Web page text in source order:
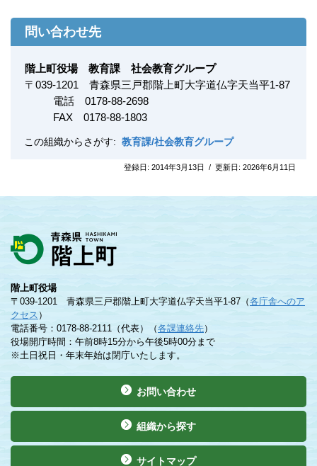
問い合わせ先
階上町役場 教育課 社会教育グループ
〒 039-1201
青森県三戸郡階上町大字道仏字天当平1-87
電話 0178-88-2698
FAX 0178-88-1803
この組織からさがす: 教育課/社会教育グループ
登録日: 2014年3月13日 / 更新日: 2026年6月11日
階上町役場
〒039-1201 青森県三戸郡階上町大字道仏字天当平1-87（各庁舎へのア
クセス ）
電話番号：0178-88-2111（代表）（各課連絡先）
役場開庁時間：午前8時15分から午後5時00分まで
※土日祝日・年末年始は閉庁いたします。
お問い合わせ
組織から探す
サイトマップ